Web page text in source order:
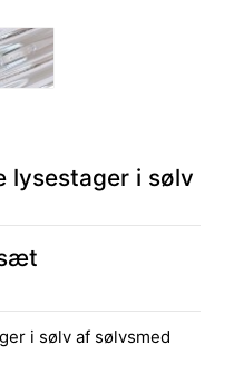
lysestager i sølv
i sølv af sølvsmed